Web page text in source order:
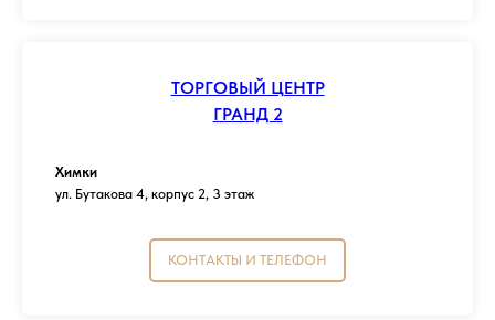
ТОРГОВЫЙ ЦЕНТР
ГРАНД 2
Химки
ул. Бутакова 4, корпус 2, 3 этаж
КОНТАКТЫ И ТЕЛЕФОН